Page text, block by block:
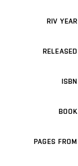
RIV YEAR
RELEASED
ISBN
BOOK
PAGES FROM